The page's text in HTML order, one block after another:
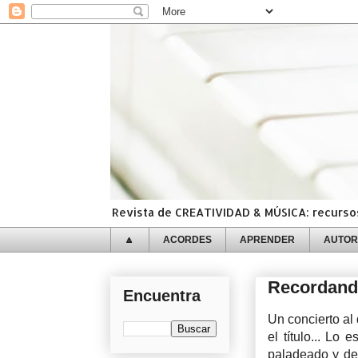
Revista de CREATIVIDAD & MÚSICA:
🔼 ACORDES APRENDER AUTOR
Un concierto al
el título... Lo
paladeado y
Encuentra